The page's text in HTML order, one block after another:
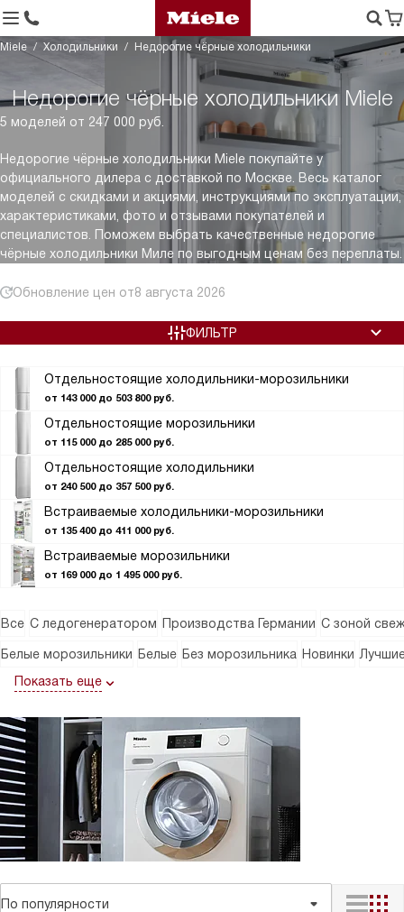
Miele Холодильники Недорогие чёрные холодильники
Недорогие чёрные холодильники Miele
5 моделей от 247 000 руб.
Недорогие чёрные холодильники Miele покупайте у
официального дилера с доставкой по Москве. Весь каталог
моделей с скидками и акциями, инструкциями по эксплуатации,
характеристиками, фото и отзывами покупателей и
специалистов. Поможем выбрать качественные недорогие
чёрные холодильники Миле по выгодным ценам без переплаты.
Обновление цен от8 августа 2026
Отдельностоящие холодильники-морозильники
от 143 000 до 503 800 руб.
Отдельностоящие морозильники
от 115 000 до 285 000 руб.
Отдельностоящие холодильники
от 240 500 до 357 500 руб.
Встраиваемые холодильники-морозильники
от 135 400 до 411 000 руб.
Встраиваемые морозильники
от 169 000 до 1 495 000 руб.
ФИЛЬТР
Все С ледогенератором Производства Германии С зоной
Белые морозильники Белые Без морозильника Новинки
Показать еще
По популярности